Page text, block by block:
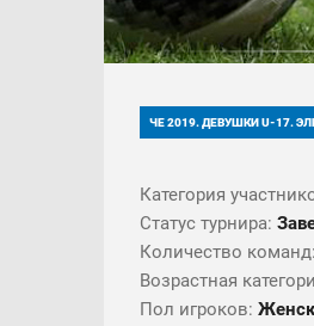
ЧЕ 2019. ДЕВУШКИ U-17.
Категория
Статус турнира:
Количество команд:
Возрастная
Пол игроков: